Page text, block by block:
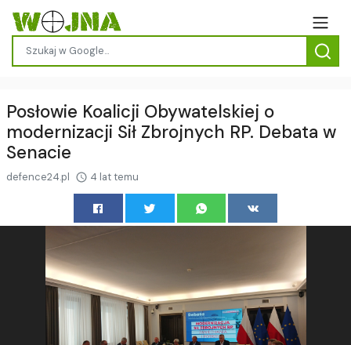
Posłowie Koalicji Obywatelskiej o
modernizacji Sił Zbrojnych RP. Debata w
Senacie
defence24.pl 4 lat temu